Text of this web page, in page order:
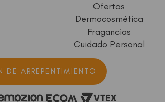
Ofertas
Dermocosmética
Fragancias
Cuidado Personal
DE ARREPENTIMIENTO